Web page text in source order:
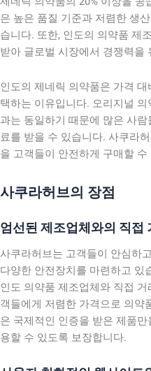
은 높은 품질 기준과 저렴한 생
습니다. 또한, 인도의 의약품 제
받아 글로벌 시장에서 경쟁력을
인도의 제네릭 의약품은 가격
택하는 이유입니다. 오리지널
과는 동일하기 때문에 많은 사
료를 받을 수 있습니다. 사쿠라
을 고객들이 안전하게 구매할
사쿠라허브의 장점
엄선된 제조업체와의 직접
사쿠라허브는 고객들이 안심하
다양한 안전장치를 마련하고 있
인도 의약품 제조업체와 직접
객들에게 저렴한 가격으로 의약
은 국제적인 인증을 받은 제품
용할 수 있도록 보장합니다.